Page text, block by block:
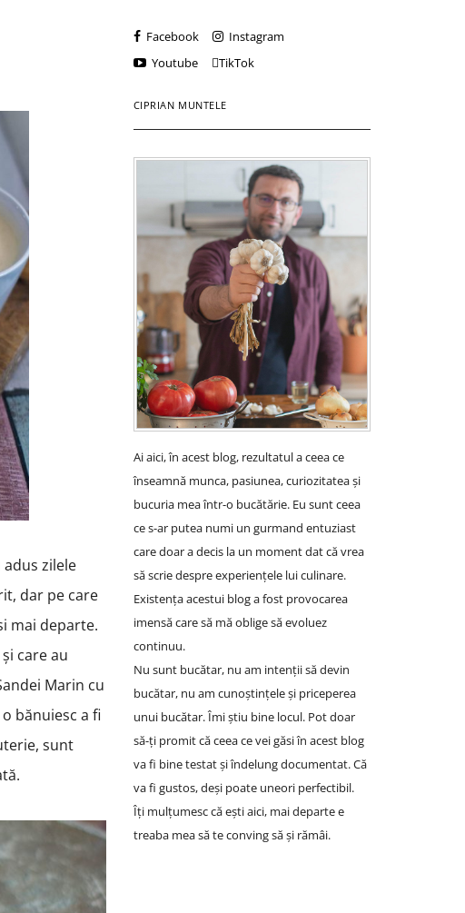
zilele
dar pe care
mai departe.
care au
Marin cu
bănuiesc a fi
sunt
Facebook
Instagram
Youtube
TikTok
CIPRIAN MUNTELE
Ai aici, în acest blog, rezultatul a ceea ce
înseamnă munca, pasiunea, curiozitatea și
bucuria mea într-o bucătărie. Eu sunt ceea
ce s-ar putea numi un gurmand entuziast
care doar a decis la un moment dat că vrea
să scrie despre experiențele lui culinare.
Existența acestui blog a fost provocarea
imensă care să mă oblige să evoluez
continuu.
Nu sunt bucătar, nu am intenții să devin
bucătar, nu am cunoștințele și priceperea
unui bucătar. Îmi știu bine locul. Pot doar
să-ți promit că ceea ce vei găsi în acest blog
va fi bine testat și îndelung documentat. Că
va fi gustos, deși poate uneori perfectibil.
Îți mulțumesc că ești aici, mai departe e
treaba mea să te conving să și rămâi.